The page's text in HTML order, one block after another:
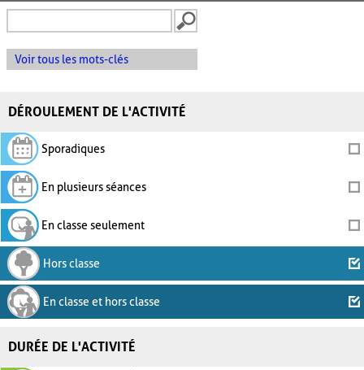
Voir tous les mots-clés
DÉROULEMENT DE L'ACTIVITÉ
Sporadiques
En plusieurs séances
En classe seulement
Hors classe
En classe et hors classe
DURÉE DE L'ACTIVITÉ